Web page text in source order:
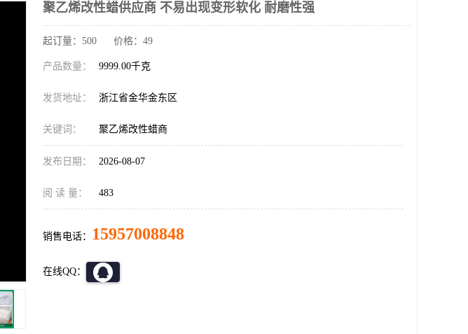
聚乙烯改性蜡供应商 不易出现变形软化 耐磨性强
起订量：500 价格：49
产品数量： 9999.00千克
发货地址： 浙江省金华金东区
关键词： 聚乙烯改性蜡商
发布日期： 2026-08-07
阅 读 量： 483
销售电话： 15957008848
在线QQ：